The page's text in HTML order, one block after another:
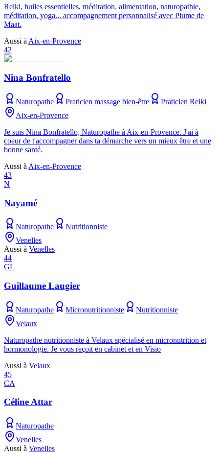
Reiki, huiles essentielles, méditation, alimentation, naturopathie,
méditation, yoga... accompagnement personnalisé avec Plume de
Maat.
Aussi àAix-en-Provence
42
Nina Bonfratello
Naturopathe Praticien massage bien-être
Praticien Reiki
Aix-en-Provence
Je suis Nina Bonfratello, Naturopathe à Aix-en-Provence. J'ai à
coeur de t'accompagner dans ta démarche vers un mieux être et une
bonne santé.
Aussi à Aix-en-Provence
43
N
Nayamé
Naturopathe
Nutritionniste
Venelles
Aussi à Venelles
44
GL
Guillaume Laugier
Naturopathe Micronutritionniste
Nutritionniste
Velaux
Naturopathe nutritionniste à Velaux spécialisé en micronutrition et
hormonologie. Je vous reçoit en cabinet et en Visio
Aussi à Velaux
45
CA
Céline Attar
Naturopathe
Venelles
Aussi à Venelles